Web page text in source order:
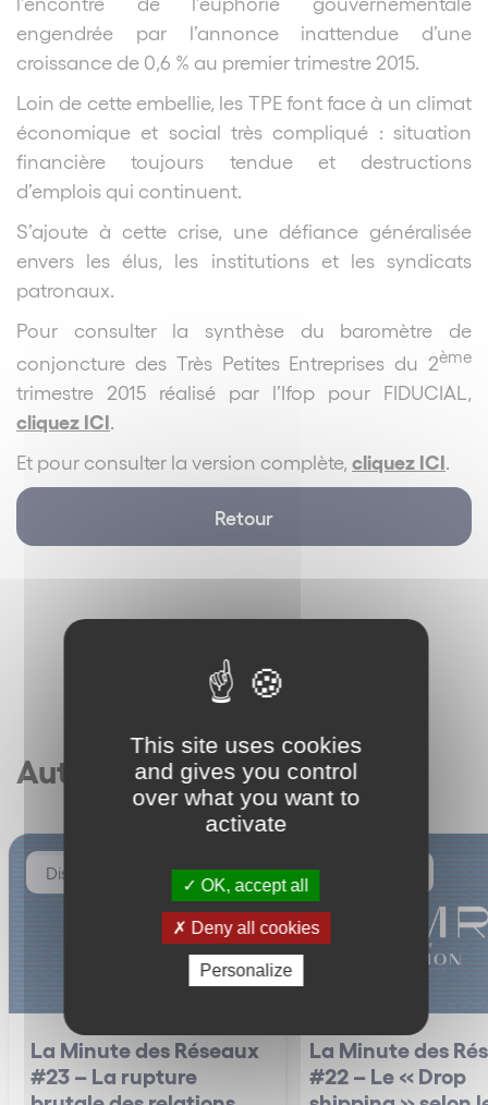
engendrée par l’annonce inattendue d’une
croissance de 0,6 % au premier trimestre 2015.
Loin de cette embellie, les TPE font face à un climat
économique et social très compliqué : situation
financière toujours tendue et destructions
d’emplois qui continuent.
S’ajoute à cette crise, une défiance généralisée
envers les élus, les institutions et les syndicats
patronaux.
Pour consulter la synthèse du baromètre de
conjoncture des Très Petites Entreprises du 2ème
trimestre 2015 réalisé par l’Ifop pour FIDUCIAL,
cliquez ICI
Et pour consulter la version complète, cliquez ICI
Retour
Autres articles
Distribution
La Minute des Réseaux
#23 – La rupture
La Minute des
#22 – Le « Drop
This site uses cookies
and gives you control
over what you want to
activate
OK, accept all
Deny all cookies
Personalize